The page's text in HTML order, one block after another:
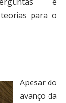
para o
Apesar do
avanço da